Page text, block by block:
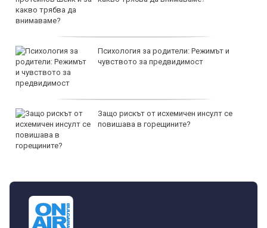
Психология за родители: Режимът и
чувството за предвидимост
Защо рискът от исхемичен инсулт се
повишава в горещините?